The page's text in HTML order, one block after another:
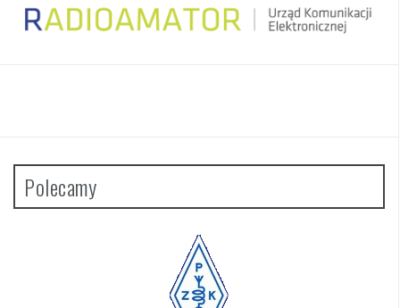
Polecamy